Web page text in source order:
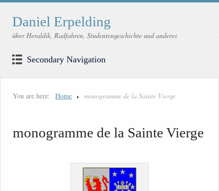
Daniel Erpelding
über Heraldik, Radfahren, Studentengeschichte und anderes
Secondary Navigation
You are here: Home monogramme de la Sainte Vierge
monogramme de la Sainte Vierge